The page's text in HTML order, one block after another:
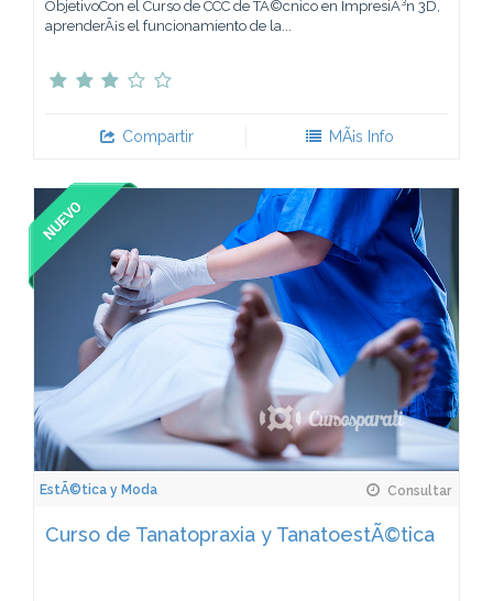
ObjetivoCon el Curso de CCC de TÃ©cnico en ImpresiÃ³n 3D,
aprenderÃ¡s el funcionamiento de la...
Compartir MÃ¡s Info
EstÃ©tica y Moda Consultar
Curso de Tanatopraxia y TanatoestÃ©tica